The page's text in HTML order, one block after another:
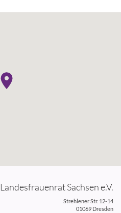
Landesfrauenrat Sachsen e.V.
Strehlener Str. 12-14
01069 Dresden